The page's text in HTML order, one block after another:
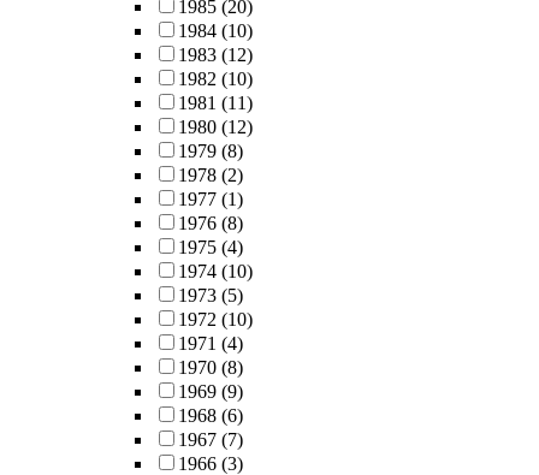
1985 (20)
1984 (10)
1983 (12)
1982 (10)
1981 (11)
1980 (12)
1979 (8)
1978 (2)
1977 (1)
1976 (8)
1975 (4)
1974 (10)
1973 (5)
1972 (10)
1971 (4)
1970 (8)
1969 (9)
1968 (6)
1967 (7)
1966 (3)